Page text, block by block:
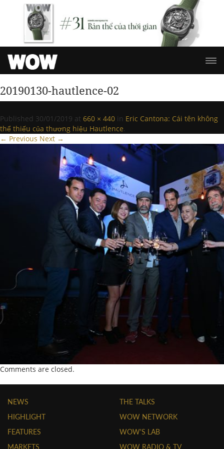
20190130-hautlence-02
Published 30/01/2019 at 660 × 440 in Eric Cantona: Cái tên không
thể thiếu của thương hiệu Hautlence.
← Previous Next →
Comments are closed.
NEWS
HIGHLIGHT
FEATURES
MARKETS
THE TALKS
WOW NETWORK
WOW'S LAB
WOW RADIO & TV